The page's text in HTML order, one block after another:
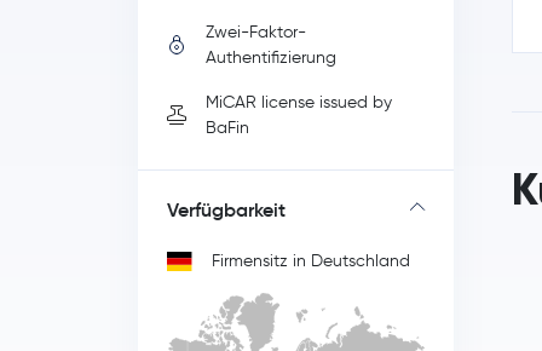
Zwei-Faktor-
Authentifizierung
MiCAR license issued by
BaFin
Verfügbarkeit
Firmensitz in Deutschland